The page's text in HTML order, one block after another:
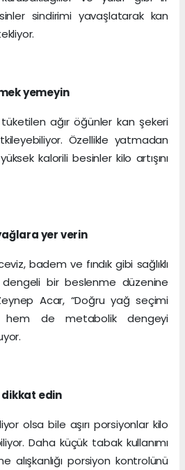
sindirimi yavaşlatarak kan
yemeyin
ağır öğünler kan şekeri
Özellikle yatmadan
kalorili besinler kilo artışını
yer verin
badem ve fındık gibi sağlıklı
bir beslenme düzenine
Acar, “Doğru yağ seçimi
hem de metabolik dengeyi
edin
olsa bile aşırı porsiyonlar kilo
Daha küçük tabak kullanımı
alışkanlığı porsiyon kontrolünü